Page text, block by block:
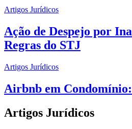
Artigos Jurídicos
Ação de Despejo por
Regras do STJ
Artigos Jurídicos
Airbnb em
Artigos Jurídicos